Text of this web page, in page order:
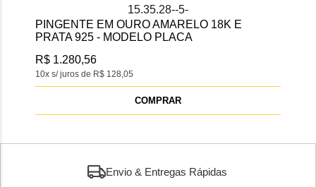
PINGENTE EM OURO AMARELO 18K E
PRATA 925 - MODELO PLACA
10x s/ juros de R$ 128,05
R$ 1.280,56
COMPRAR
Envio & Entregas Rápidas